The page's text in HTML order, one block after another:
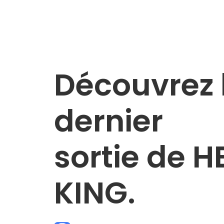
Découvrez
dernier
sortie de
KING.